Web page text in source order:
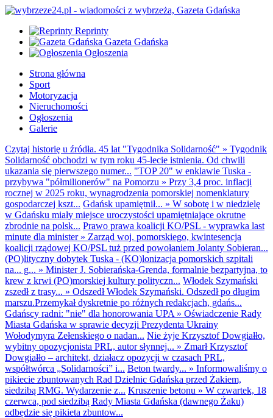
Reprinty
Gazeta Gdańska
Ogłoszenia
Strona główna
Sport
Motoryzacja
Nieruchomości
Ogłoszenia
Galerie
Czytaj historię u źródła. 45 lat "Tygodnika Solidarność" » Tygodnik
Solidarność obchodzi w tym roku 45-lecie istnienia. Od chwili
ukazania się pierwszego numer... "TOP 20" w enklawie Tuska -
przybywa "półmilionerów" na Pomorzu » Przy 3,4 proc. inflacji
rocznej w 2025 roku, wynagrodzenia pomorskiej nomenklatury
gospodarczej kszt... Gdańsk upamiętnił... » W sobotę i w niedzielę
w Gdańsku miały miejsce uroczystości upamiętniające okrutne
zbrodnie na polsk... Prawo prawa koalicji KO/PSL - wyprawka last
minute dla minister» Zarząd woj. pomorskiego, kwintesencja
koalicji rządowej KO/PSL tuż przed powołaniem Jolanty Sobieran...
(PO)lityczny dobytek Tuska - (KO)lonizacja pomorskich szpitali
na... g... » Minister J. Sobierańska-Grenda, formalnie bezpartyjna, to
krew z krwi (PO)morskiej kultury polityczn... Włodek Szymański
zszedł z trasy... » Odszedł Włodek Szymański. Odszedł po długim
marszu.Przemykał dyskretnie po różnych redakcjach, gdańs...
Gdańscy radni: "nie" dla honorowania UPA » Oświadczenie Rady
Miasta Gdańska w sprawie decyzji Prezydenta Ukrainy
Wołodymyra Zełenskiego o nadan... Nie żyje Krzysztof Dowgiałło,
wybitny opozycjonista PRL, autor słynnej... » Zmarł Krzysztof
Dowgiałło – architekt, działacz opozycji w czasach PRL,
współtwórca „Solidarności” i... Beton twardy... » Informowaliśmy o
pikiecie zbuntowanych Rad Dzielnic Gdańska przed Żakiem,
siedzibą RMG. Wydarzenie z... Kruszenie betonu » W czwartek, 18
czerwca, pod siedzibą Rady Miasta Gdańska (dawnego Żaku)
odbędzie się pikieta zbuntow...